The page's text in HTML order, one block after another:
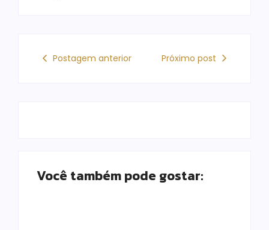
Postagem anterior Próximo post
Você também pode gostar: